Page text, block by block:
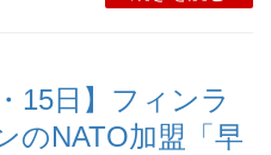
15日】フィンラ
のNATO加盟「早